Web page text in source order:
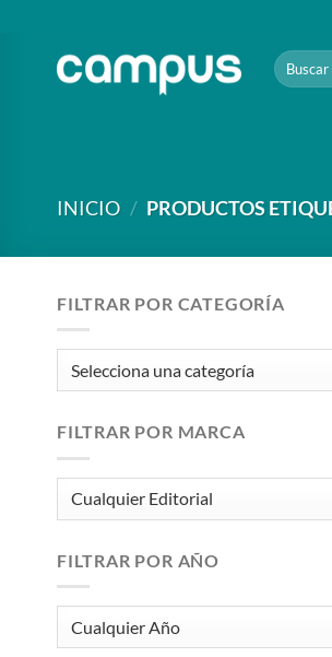
contenido
Buscar
por:
INICIO / PRODUCTOS
FILTRAR POR CATEGORÍA
FILTRAR POR MARCA
FILTRAR POR AÑO